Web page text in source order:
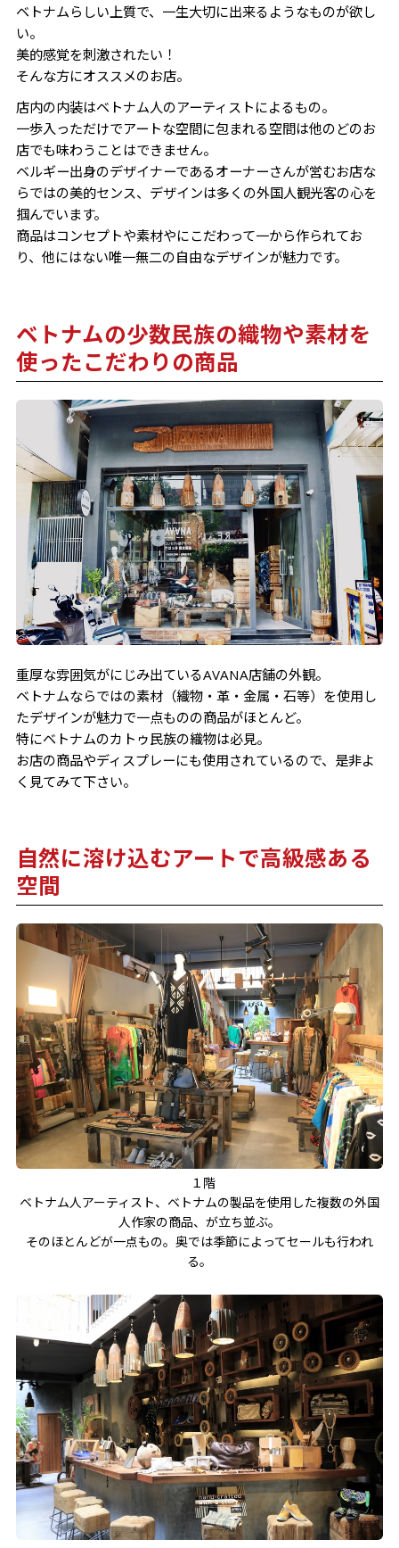
ベトナムらしい上質で、一生大切に出来るようなものが欲し
い。
美的感覚を刺激されたい！
そんな方にオススメのお店。
店内の内装はベトナム人のアーティストによるもの。
一歩入っただけでアートな空間に包まれる空間は他のどのお
店でも味わうことはできません。
ベルギー出身のデザイナーであるオーナーさんが営むお店な
らではの美的センス、デザインは多くの外国人観光客の心を
掴んでいます。
商品はコンセプトや素材やにこだわって一から作られてお
り、他にはない唯一無二の自由なデザインが魅力です。
ベトナムの少数民族の織物や素材を
使ったこだわりの商品
重厚な雰囲気がにじみ出ているAVANA店舗の外観。
ベトナムならではの素材（織物・革・金属・石等）を使用し
たデザインが魅力で一点ものの商品がほとんど。
特にベトナムのカトゥ民族の織物は必見。
お店の商品やディスプレーにも使用されているので、是非よ
く見てみて下さい。
自然に溶け込むアートで高級感ある
空間
１階
ベトナム人アーティスト、ベトナムの製品を使用した複数の外国
人作家の商品、が立ち並ぶ。
そのほとんどが一点もの。奥では季節によってセールも行われ
る。